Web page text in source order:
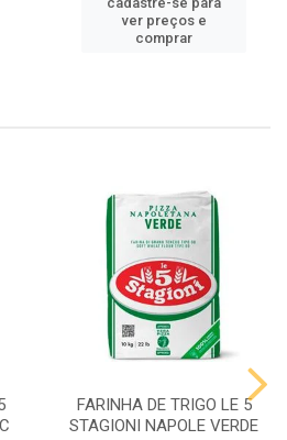
ver preços e
comprar
FARINHA DE TRIGO LE 5
STAGIONI NAPOLE VERDE